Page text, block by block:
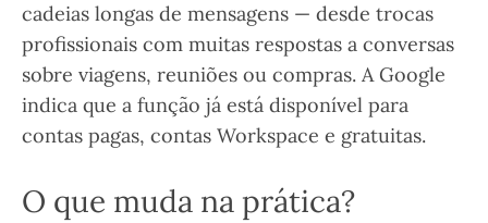
cadeias longas de mensagens — desde trocas
profissionais com muitas respostas a conversas
sobre viagens, reuniões ou compras. A Google
indica que a função já está disponível para
contas pagas, contas Workspace e gratuitas.
O que muda na prática?